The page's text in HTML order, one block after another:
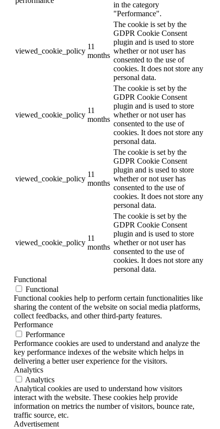
in the category
"Performance".
viewed_cookie_policy
11
months
The cookie is set by the
GDPR Cookie Consent
plugin and is used to store
whether or not user has
consented to the use of
cookies. It does not store any
personal data.
viewed_cookie_policy
11
months
The cookie is set by the
GDPR Cookie Consent
plugin and is used to store
whether or not user has
consented to the use of
cookies. It does not store any
personal data.
viewed_cookie_policy
11
months
The cookie is set by the
GDPR Cookie Consent
plugin and is used to store
whether or not user has
consented to the use of
cookies. It does not store any
personal data.
viewed_cookie_policy
11
months
The cookie is set by the
GDPR Cookie Consent
plugin and is used to store
whether or not user has
consented to the use of
cookies. It does not store any
personal data.
Functional
Functional
Functional cookies help to perform certain functionalities like
sharing the content of the website on social media platforms,
collect feedbacks, and other third-party features.
Performance
Performance
Performance cookies are used to understand and analyze the
key performance indexes of the website which helps in
delivering a better user experience for the visitors.
Analytics
Analytics
Analytical cookies are used to understand how visitors
interact with the website. These cookies help provide
information on metrics the number of visitors, bounce rate,
traffic source, etc.
Advertisement